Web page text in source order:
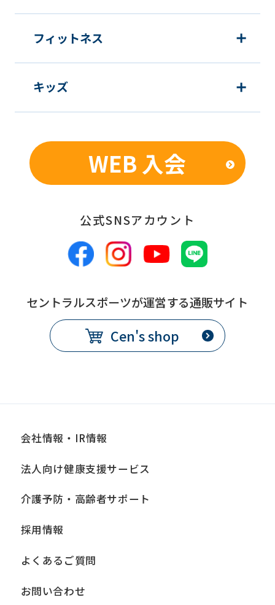
understand
using
service.
Automatic
フィットネス
キッズ
WEB 入会
公式SNSアカウント
セントラルスポーツが運営する通販サイト
Cen's shop
会社情報・IR情報
法人向け健康支援サービス
介護予防・高齢者サポート
採用情報
よくあるご質問
お問い合わせ